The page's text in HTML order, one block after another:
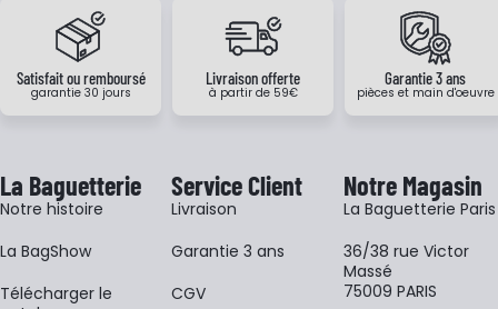
Satisfait ou remboursé
garantie 30 jours
Livraison offerte
à partir de 59€
Garantie 3 ans
pièces et main d'oeuvre
La Baguetterie
Notre histoire
La BagShow
​Télécharger le
Service Client
Livraison
Garantie 3 ans
CGV
Notre Magasin
La Baguetterie Paris
36/38 rue Victor
Massé
75009 PARIS